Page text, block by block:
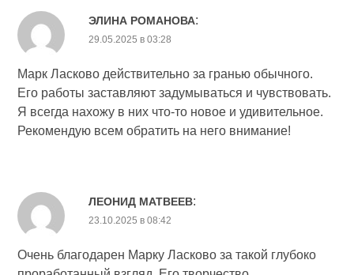
ЭЛИНА РОМАНОВА:
29.05.2025 в 03:28
Марк Ласково действительно за гранью обычного.
Его работы заставляют задумываться и чувствовать.
Я всегда нахожу в них что-то новое и удивительное.
Рекомендую всем обратить на него внимание!
ЛЕОНИД МАТВЕЕВ:
23.10.2025 в 08:42
Очень благодарен Марку Ласково за такой глубоко